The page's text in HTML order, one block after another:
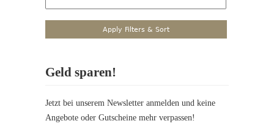
Geld sparen!
Jetzt bei unserem Newsletter anmelden und keine
Angebote oder Gutscheine mehr verpassen!